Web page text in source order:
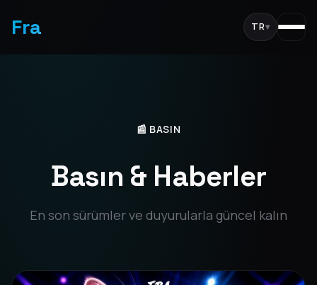
Fra TR▾
📰 BASIN
Basın & Haberler
En son sürümler ve duyurularla güncel kalın